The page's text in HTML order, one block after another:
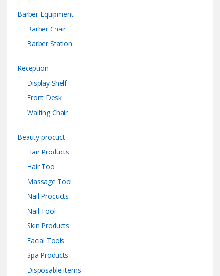
Barber Equipment
Barber Chair
Barber Station
Reception
Display Shelf
Front Desk
Waiting Chair
Beauty product
Hair Products
Hair Tool
Massage Tool
Nail Products
Nail Tool
Skin Products
Facial Tools
Spa Products
Disposable items